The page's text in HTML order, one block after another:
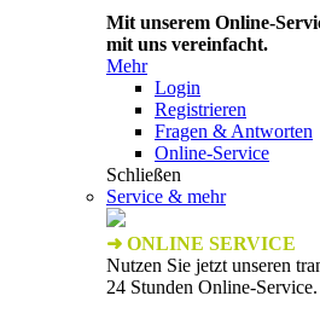
Mit unserem Online-
mit uns vereinfacht.
Mehr
Login
Registrieren
Fragen & Antworten
Online-Service
Schließen
Service & mehr
➜ ONLINE SERVICE
Nutzen Sie jetzt unseren
24 Stunden Online-Service.